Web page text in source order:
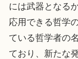
には武器となる
応用できる哲学
ている哲学者の
ており、新たな